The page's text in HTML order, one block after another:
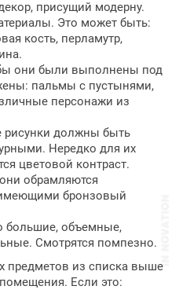
присущий модерну.
Это может быть:
кость, перламутр,
они были выполнены под
пальмы с пустынями,
персонажи из
рисунки должны быть
Нередко для их
цветовой контраст.
обрамляются
бронзовый
объемные,
Смотрятся помпезно.
предметов из списка выше
Если это: